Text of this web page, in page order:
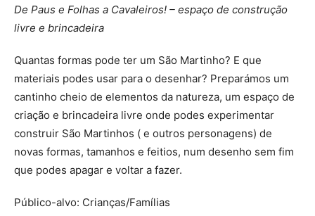
De Paus e Folhas a Cavaleiros! – espaço de construção
livre e brincadeira
Quantas formas pode ter um São Martinho? E que
materiais podes usar para o desenhar? Preparámos um
cantinho cheio de elementos da natureza, um espaço de
criação e brincadeira livre onde podes experimentar
construir São Martinhos ( e outros personagens) de
novas formas, tamanhos e feitios, num desenho sem fim
que podes apagar e voltar a fazer.
Público-alvo: Crianças/Famílias